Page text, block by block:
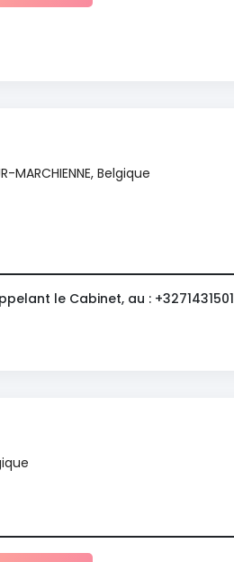
MARCHIENNE, Belgique
le Cabinet, au : +3271431501